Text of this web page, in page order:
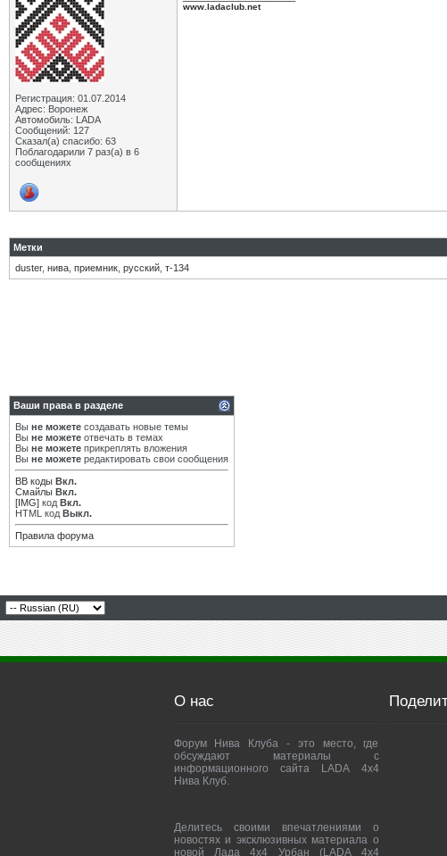
Регистрация: 01.07.2014
Адрес: Воронеж
Автомобиль: LADA
Сообщений: 127
Сказал(а) спасибо: 63
Поблагодарили 7 раз(а) в 6
сообщениях
www.ladaclub.net
Метки
duster, нива приемник русский т-134
Ваши права в разделе
Вы не можете создавать новые темы
Вы не можете отвечать в темах
Вы не можете прикреплять вложения
Вы не можете редактировать свои сообщения
BB коды Вкл.
Смайлы Вкл.
[IMG] код Вкл.
HTML код Выкл.
Правила форума
О нас
Форум Нива Клуба - это место, где
обсуждают материалы с
информационного сайта LADA 4x4
Нива Клуб.
Делитесь своими впечатлениями о
новостях и эксклюзивных материала о
новой Лада 4х4 Урбан (LADA 4x4